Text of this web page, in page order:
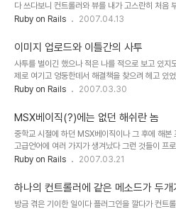
다 쓰다보니 컨트롤러와 뷰를 내가 고스란히 처음
그렇긴 하다. 아무튼 그래도 얼마전 부터는 전보다
다. 비슷한 기능을 form_for로도 하고 form_tag으
new.rhtml에서는 form_for를 써줘야하고 수
을 써야만 되는 것이다. 이경우는 두 뷰가
들어 있는 부분을 공유하고 있는 상황에서 벌어진
Ruby on Rails 2007.04.13
이미지 업로드와 이틀간의 사투
사투를 벌이긴 했으나 적은 나를 적으로 보고 있지
제로 여기고 엉둥한데서 해결책을 찾으려 헤고 있
동으로 문제는 해결 됐다. 그렇게 승부는 참으로 어
야 해결책을 찾기가 쉽다는 생각은 언제나 하고는
아주 딱딱해지는 느낌이다 --; 이미지 업로드 내
플러그인은 File Column, Acts As
AAA를 만든 Rick Olson이 AAA를 다시 뜯어
Ruby on Rails 2007.03.30
MSX베이직(?)에는 없던 해쉬란 놈
중학교 시절에 하던 MSX베이직이나 그 후에 해본
고급언어에 여러 가지가 생겨났다 그런 것들이 프
왔었다. C에 있다는 포인터라는 것이 악명이 높았
그래밍 하는 친구 한테 이야기를 들어서 배열과 비
야 그 용법을 (물론 루비에서의 용법이지만 ) 어
면 이 해쉬란 놈은 가리워진 부분이 너무 많다. 키
Ruby on Rails 2007.03.21
하나의 컨트롤러에 같은 메소드가 두
-;;;
방금 겪은 기이한 일이다 플러그인을 깔다가 컨트